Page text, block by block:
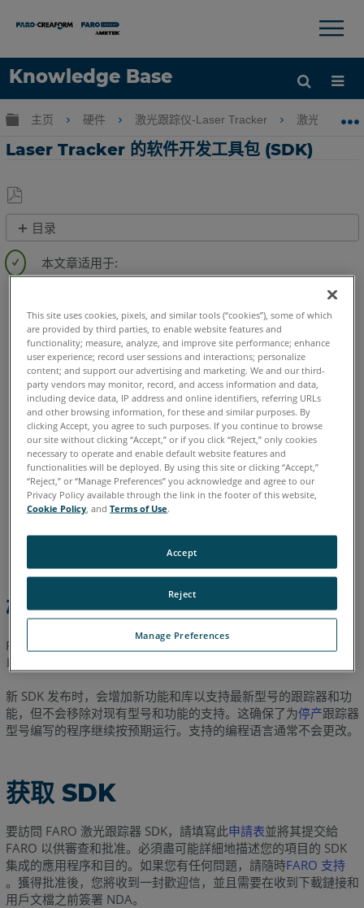
Knowledge Base
语言
×
扩展/隐缩全局层次
主页 硬件 激光跟踪仪-Laser Tracker 激光跟踪仪-
Laser Tracker 的软件开发工具包 (SDK)
另
存
为
PDF
目录
取
SDK
获
得
SDK
的
技
术
支
持
支
持
编
言
支
持
操
作
Vantage E6 Vantage ION Si X Xi
德语 意大利语 日语 法语 简体中文 英语 葡萄牙语
西班牙语 韩语
概述
FARO 软件开发工具包 (SDK)
以创建自定义程序，用于控制跟踪器。SDK 总是向后兼容。
新 SDK 发布时，会增加新功能和库以支持最新型号的跟踪器和功
能，但不会移除对现有型号和功能的支持。这确保了为停产跟踪器
型号编写的程序继续按预期运行。支持的编程语言通常不会更改。
获取 SDK
要訪問 FARO 激光跟踪器 SDK，請填寫此申請表並將其提交給
FARO 以供審查和批准。必須盡可能詳細地描述您的項目的 SDK
集成的應用程序和目的。如果您有任何問題，請隨時FARO 支持
。獲得批准後，您將收到一封歡迎信，並且需要在收到下載鏈接和
用戶文檔之前簽署 NDA。
This site uses cookies, pixels, and similar tools (“cookies”), some of which
are provided by third parties, to enable website features and
functionality; measure, analyze, and improve site performance; enhance
user experience; record user sessions and interactions; personalize
content; and support our advertising and marketing. We and our third-
party vendors may monitor, record, and access information and data,
including device data, IP address and online identifiers, referring URLs
and other browsing information, for these and similar purposes. By
clicking Accept, you agree to such purposes. If you continue to browse
our site without clicking “Accept,” or if you click “Reject,” only cookies
necessary to operate and enable default website features and
functionalities will be deployed. By using this site or clicking “Accept,”
“Reject,” or “Manage Preferences” you acknowledge and agree to our
Privacy Policy available through the link in the footer of this website,
Cookie Policy , andTerms of Use.
Manage Preferences
Reject
Accept